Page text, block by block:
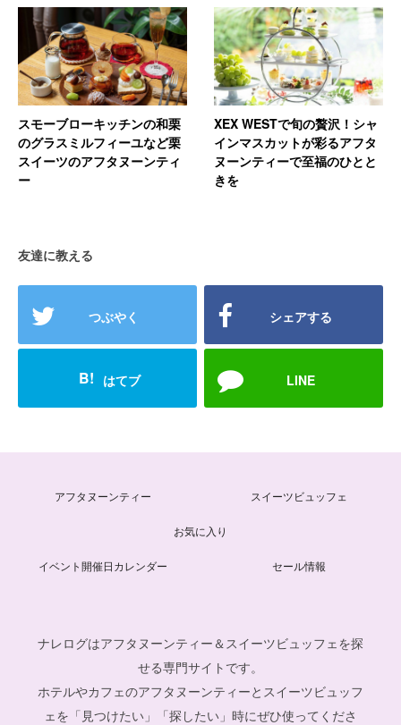
スモーブローキッチンの和栗
のグラスミルフィーユなど栗
スイーツのアフタヌーンティ
ー
XEX WESTで旬の贅沢！シャ
インマスカットが彩るアフタ
ヌーンティーで至福のひとと
きを
友達に教える
つぶやく シェアする
B! はてブ LINE
アフタヌーンティー スイーツビュッフェ
お気に入り
イベント開催日カレンダー セール情報
ナレログはアフタヌーンティー＆スイーツビュッフェを探
せる専門サイトです。
ホテルやカフェのアフタヌーンティーとスイーツビュッフ
ェを「見つけたい」「探したい」時にぜひ使ってくださ